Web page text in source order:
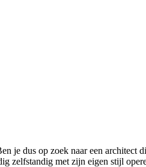
je dus op zoek naar een
zelfstandig met zijn eigen stijl